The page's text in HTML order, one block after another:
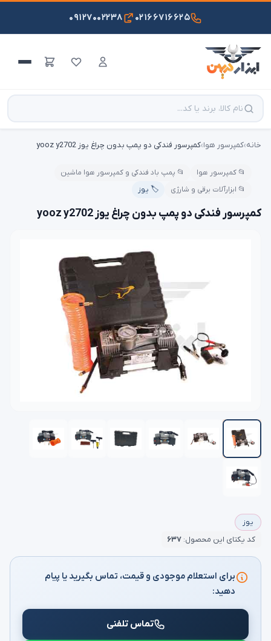
۰۲۱۶۶۷۱۶۶۲۵ ۰۹۱۲۷۰۰۲۲۳۸
خانه›کمپرسور هوا›کمپرسور فندکی دو پمپ بدون چراغ یوز yooz y2702
📂 کمپرسور هوا
📂 پمپ باد فندکی و کمپرسور هوا ماشین
📂 ابزارآلات برقی و شارژی
🏷️ یوز
کمپرسور فندکی دو پمپ بدون چراغ یوز yooz y2702
یوز
کد یکتای این محصول: ۶۳۷
برای استعلام موجودی و قیمت، تماس بگیرید یا پیام
دهید:
تماس تلفنی